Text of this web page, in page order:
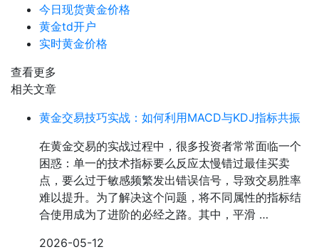
今日现货黄金价格
黄金td开户
实时黄金价格
查看更多
相关文章
黄金交易技巧实战：如何利用MACD与KDJ指标共振
在黄金交易的实战过程中，很多投资者常常面临一个
困惑：单一的技术指标要么反应太慢错过最佳买卖
点，要么过于敏感频繁发出错误信号，导致交易胜率
难以提升。为了解决这个问题，将不同属性的指标结
合使用成为了进阶的必经之路。其中，平滑 …
2026-05-12